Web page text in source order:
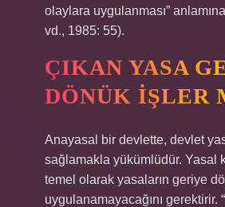
olaylara uygulanması”
vd., 1985: 55).
ÇIKAN YASA
DÖNÜK IŞLER
Anayasal bir devlette, devlet
sağlamakla yükümlüdür. Yasal
temel olarak yasaların geriye
uygulanamayacağını gerektirir.